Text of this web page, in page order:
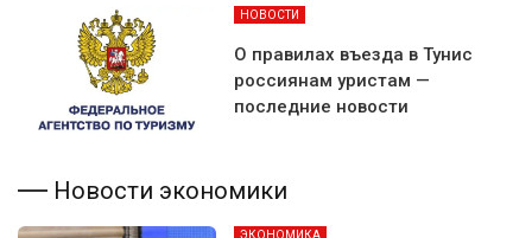
НОВОСТИ
О правилах въезда в Тунис
россиянам уристам —
последние новости
Новости экономики
ЭКОНОМИКА